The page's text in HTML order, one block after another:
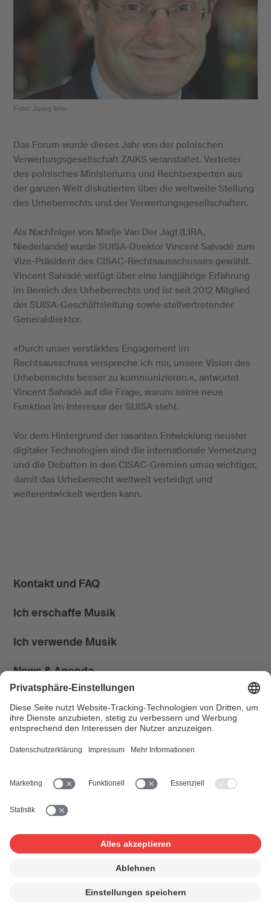
Foto: Juerg Isler
Das Forum wurde dieses Jahr von der polnischen
Verwertungsgesellschaft ZAIKS veranstaltet. Vertreter
des polnisches Ministeriums und Rechtsexperten aus
der ganzen Welt diskutierten über die weltweite Stellung
des Urheberrechts und der Verwertungsgesellschaften.
Als Nachfolger von Marije Van Der Jagt (LIRA,
Niederlande) wurde SUISA-Direktor Vincent Salvadé zum
Vize-Präsident des CISAC-Rechtsausschusses gewählt.
Vincent Salvadé verfügt über eine langjährige Erfahrung
im Bereich des Urheberrechts und ist seit 2012 Mitglied
der SUISA-Geschäftsleitung sowie stellvertretender
Generaldirektor.
«Durch unser verstärktes Engagement im
Rechtsausschuss verspreche ich mir, unsere Vision des
Urheberrechts besser zu kommunizieren.«, antwortet
Vincent Salvadé auf die Frage, warum seine neue
Funktion im Interesse der SUISA steht.
Vor dem Hintergrund der rasanten Entwicklung neuster
digitaler Technologien sind die internationale Vernetzung
und die Debatten in den CISAC-Gremien umso wichtiger,
damit das Urheberrecht weltweit verteidigt und
weiterentwickelt werden kann.
Kontakt und FAQ
Ich erschaffe Musik
Ich verwende Musik
News & Agenda
FacebookInstagramYouTube
LinkedIn
Blog
© 2026 SUISA
Privatsphäre-Einstellungen